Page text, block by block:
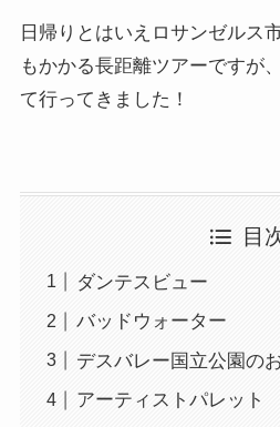
日帰りとはいえロサンゼルス
もかかる長距離ツアーですが
て行ってきました！
目
ダンテスビュー
バッドウォーター
デスバレー国立公園の
アーティストパレット